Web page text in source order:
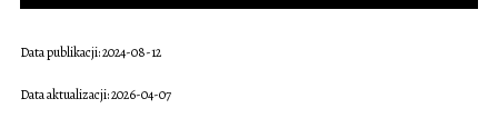
Data publikacji: 2024-08-12
Data aktualizacji: 2026-04-07